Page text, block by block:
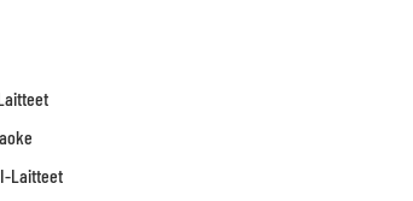
Laitteet